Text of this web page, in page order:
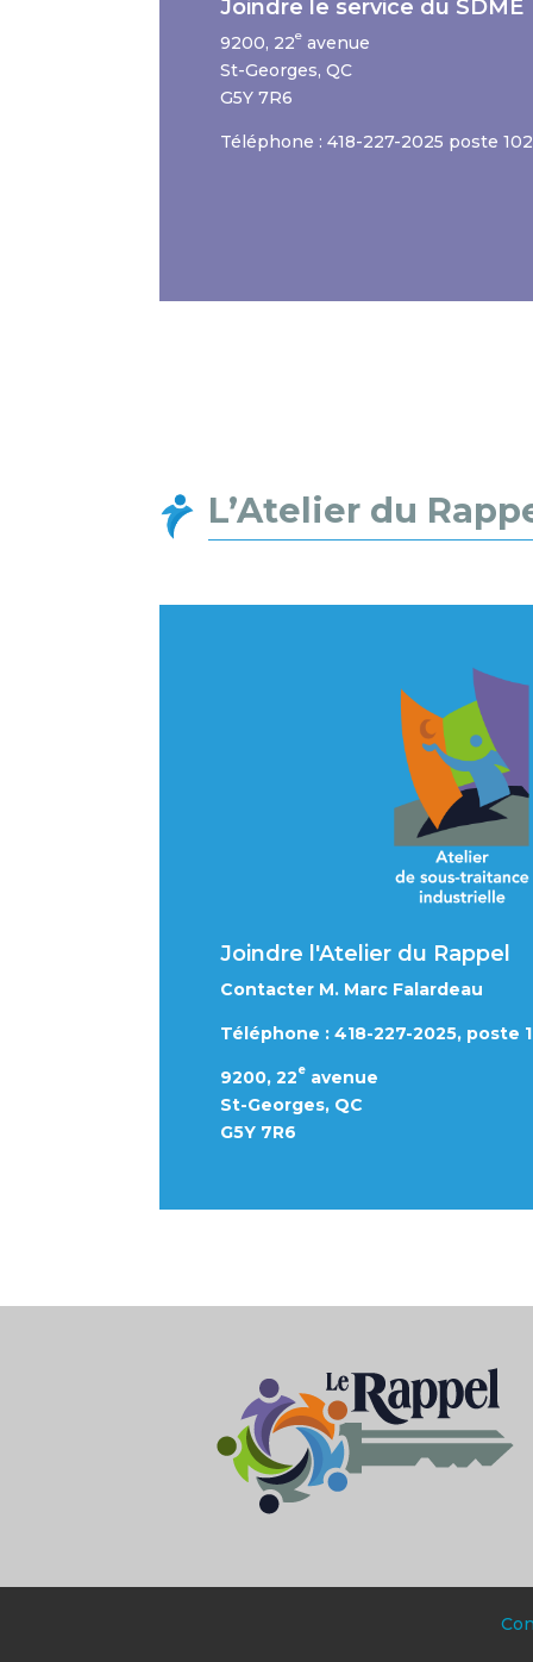
Joindre le service du SDME
9200, 22e avenue
St-Georges, QC
G5Y 7R6
Téléphone : 418-227-2025 poste
L’Atelier du
Joindre l'Atelier du Rappel
Contacter M. Marc Falardeau
Téléphone : 418-227-2025, poste
9200, 22e avenue
St-Georges, QC
G5Y 7R6